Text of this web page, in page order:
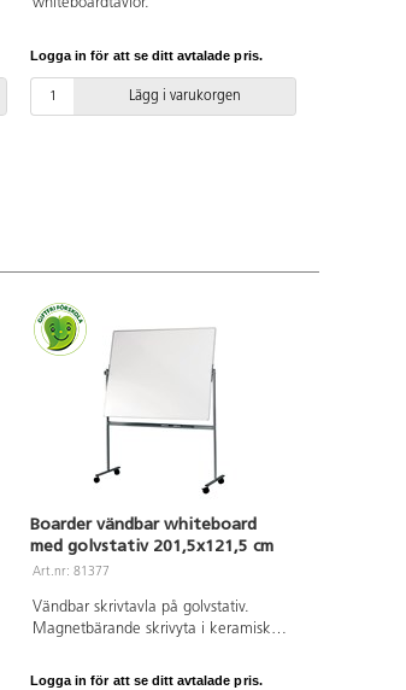
whiteboardtavlor.
Logga in för att se ditt avtalade pris.
Lägg i varukorgen
Boarder vändbar whiteboard
med golvstativ 201,5x121,5 cm
Art.nr: 81377
Vändbar skrivtavla på golvstativ.
Magnetbärande skrivyta i keramiskt
Logga in för att se ditt avtalade pris.